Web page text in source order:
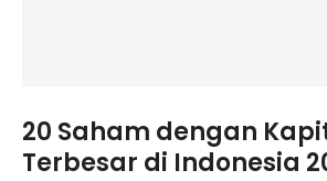
20 Saham dengan
Terbesar di Indonesia